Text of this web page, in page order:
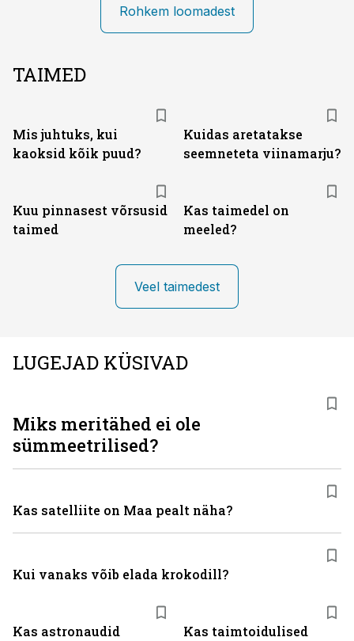
Rohkem loomadest
TAIMED
Mis juhtuks, kui
kaoksid kõik puud?
Kuidas aretatakse
seemneteta viinamarju?
Kuu pinnasest võrsusid
taimed
Kas taimedel on
meeled?
Veel taimedest
LUGEJAD KÜSIVAD
Kas astronaudid
Kas taimtoidulised
Miks meritähed ei ole
sümmeetrilised?
Kas satelliite on Maa pealt näha?
Kui vanaks võib elada krokodill?